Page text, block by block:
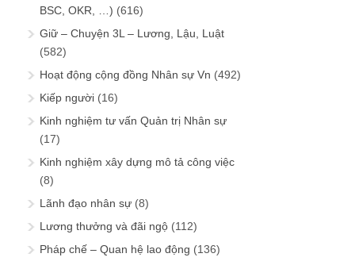
BSC, OKR, …) (616)
Giữ – Chuyện 3L – Lương, Lậu, Luật
(582)
Hoạt động cộng đồng Nhân sự Vn (492)
Kiếp người (16)
Kinh nghiệm tư vấn Quản trị Nhân sự
(17)
Kinh nghiệm xây dựng mô tả công việc
(8)
Lãnh đạo nhân sự (8)
Lương thưởng và đãi ngộ (112)
Pháp chế – Quan hệ lao động (136)